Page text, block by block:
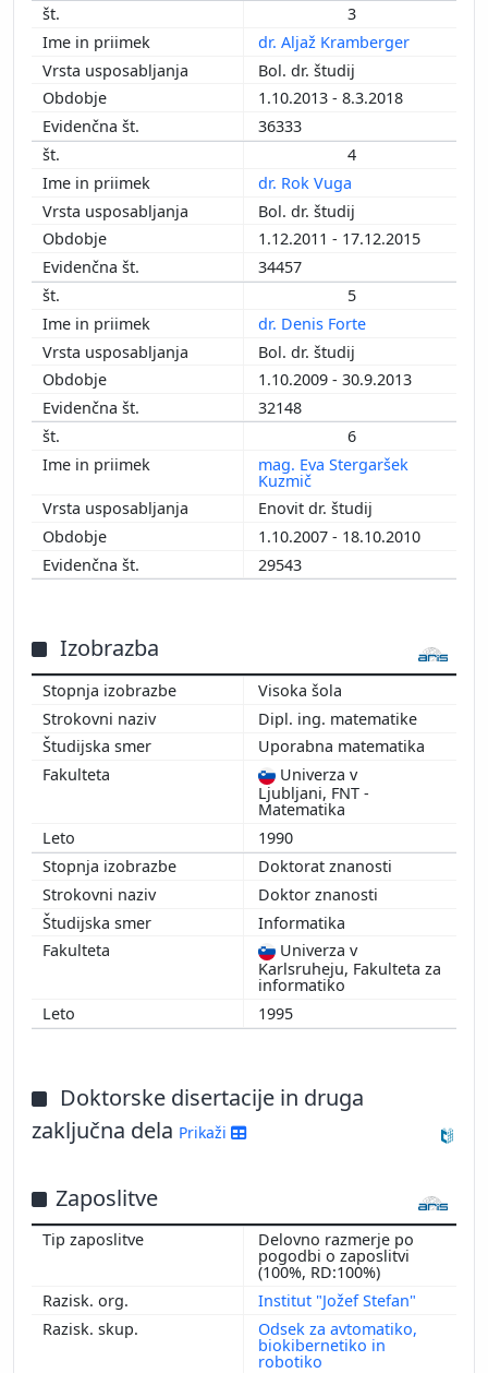
1996
1997
1999
2000
2001
2002
3
dr. Aljaž Kramberger
Bol. dr. študij
1.10.2013 - 8.3.2018
36333
4
dr. Rok Vuga
Bol. dr. študij
1.12.2011 - 17.12.2015
34457
5
dr. Denis Forte
Bol. dr. študij
1.10.2009 - 30.9.2013
32148
6
mag. Eva Stergaršek
Kuzmič
Enovit dr. študij
1.10.2007 - 18.10.2010
29543
Izobrazba
Visoka šola
Dipl. ing. matematike
Uporabna matematika
Univerza v
Ljubljani, FNT -
Matematika
1990
Doktorat znanosti
Doktor znanosti
Informatika
Univerza v
Karlsruheju, Fakulteta za
informatiko
1995
Doktorske disertacije in druga
zaključna dela Prikaži
Zaposlitve
Delovno razmerje po
pogodbi o zaposlitvi
(100%, RD:100%)
Institut "Jožef Stefan"
Odsek za avtomatiko,
biokibernetiko in
robotiko